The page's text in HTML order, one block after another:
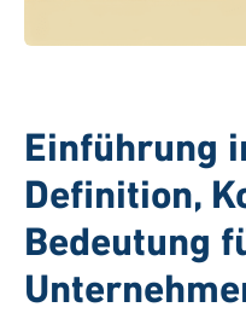
Einführung
Definition,
Bedeutung